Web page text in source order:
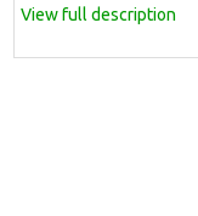
View full description